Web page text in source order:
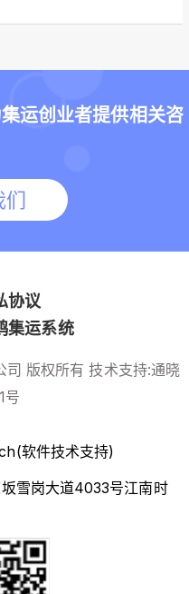
运创业者提供相关咨
们
协议
集运系统
司 版权所有 技术支持:通晓
号
软件技术支持)
雪岗大道4033号江南时